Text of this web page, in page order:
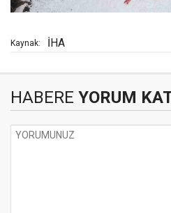
Kaynak: İHA
HABERE YORUM